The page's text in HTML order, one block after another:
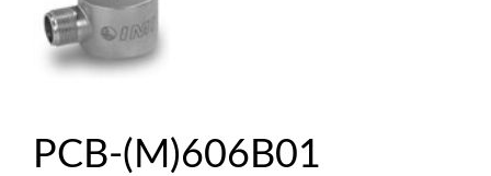
PCB-(M)606B01